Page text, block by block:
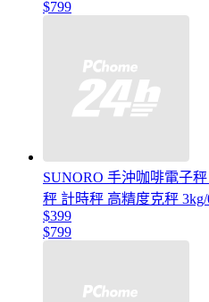
$799
SUNORO 手沖咖啡電子
秤 計時秤 高精度克秤 3kg/
$399
$799